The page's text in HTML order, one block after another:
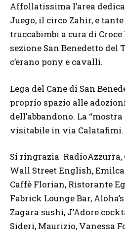
Affollatissima l’area
Juego, il circo Zahir, e
truccabimbi a cura di
sezione San Benedetto del
c’erano pony e cavalli.
Lega del Cane di San
proprio spazio alle
dell’abbandono. La
visitabile in via Calatafimi.
Si ringrazia RadioAzzurra,
Wall Street English,
Caffè Florian, Ristorante
Fabrick Lounge Bar,
Zagara sushi, J’Adore
Sideri, Maurizio, Vanessa